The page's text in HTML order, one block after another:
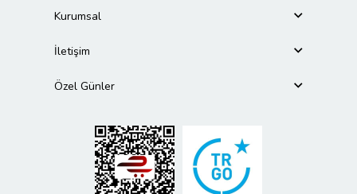
Kurumsal
İletişim
Özel Günler